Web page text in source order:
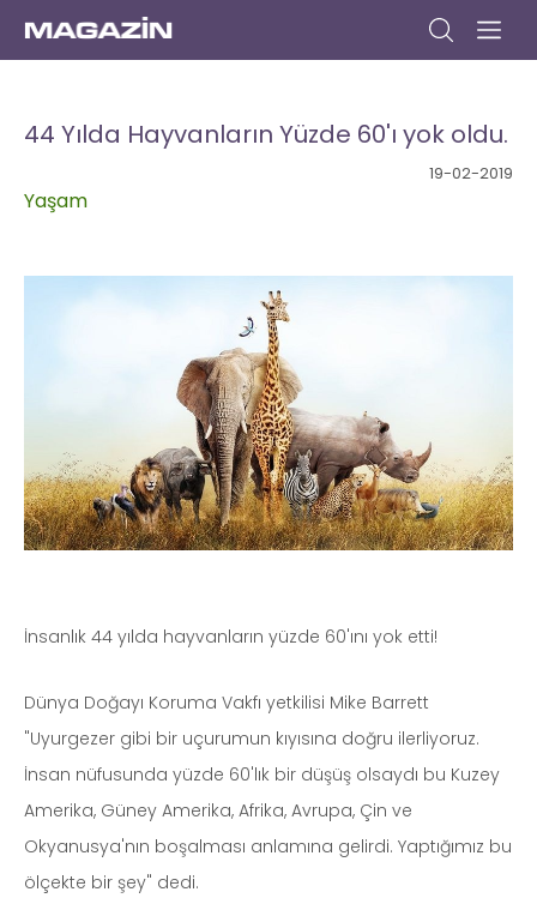
44 Yılda Hayvanların Yüzde 60'ı yok oldu.
19-02-2019
Yaşam
İnsanlık 44 yılda hayvanların yüzde 60'ını yok etti!
Dünya Doğayı Koruma Vakfı yetkilisi Mike Barrett
"Uyurgezer gibi bir uçurumun kıyısına doğru ilerliyoruz.
İnsan nüfusunda yüzde 60'lık bir düşüş olsaydı bu Kuzey
Amerika, Güney Amerika, Afrika, Avrupa, Çin ve
Okyanusya'nın boşalması anlamına gelirdi. Yaptığımız bu
ölçekte bir şey" dedi.